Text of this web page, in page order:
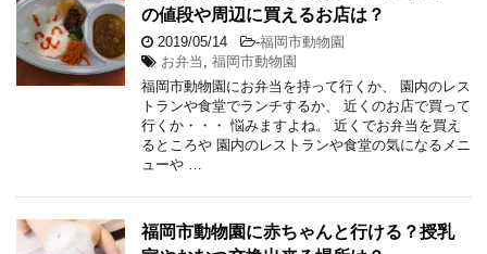
の値段や周辺に買えるお店は？
2019/05/14 -福岡市動物園
お弁当
福岡市動物園
福岡市動物園にお弁当を持って行くか、 園内のレス
トランや食堂でランチするか、 近くのお店で買って
行くか・・・ 悩みますよね。 近くでお弁当を買え
るところや 園内のレストランや食堂の気になるメニ
ューや …
福岡市動物園に赤ちゃんと行ける？授乳